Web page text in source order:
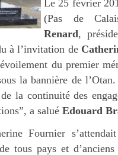
Le 25 février
(Pas de
Renard,
à l’invitation de
du premier
la bannière de
la continuité des
a salué Edouard
Fournier
tous pays et